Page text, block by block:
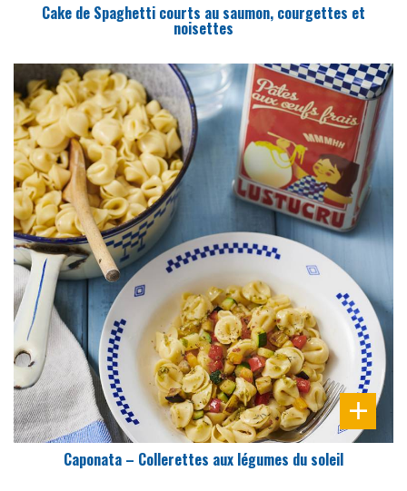
Cake de Spaghetti courts au saumon, courgettes et
noisettes
DIFFICULTÉ
PRÉPARATION
25 Min
Caponata – Collerettes aux légumes du soleil